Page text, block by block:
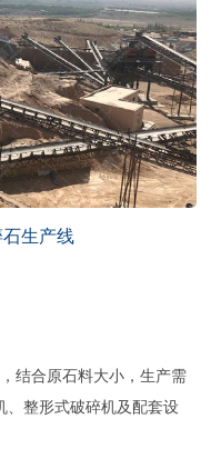
生产线
结合原石料大小，生产需
、整形式破碎机及配套设